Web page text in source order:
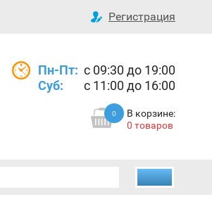
Регистрация
Пн-Пт: с 09:30 до 19:00
Суб:
с 11:00 до 16:00
0
В корзине:
0 товаров